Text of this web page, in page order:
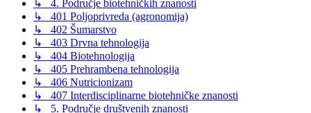
↳ 4. Područje biotehničkih znanosti
↳ 401 Poljoprivreda (agronomija)
↳ 402 Šumarstvo
↳ 403 Drvna tehnologija
↳ 404 Biotehnologija
↳ 405 Prehrambena tehnologija
↳ 406 Nutricionizam
↳ 407 Interdisciplinarne biotehničke znanosti
↳ 5. Područje društvenih znanosti